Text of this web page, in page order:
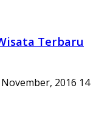
Terbaru
14